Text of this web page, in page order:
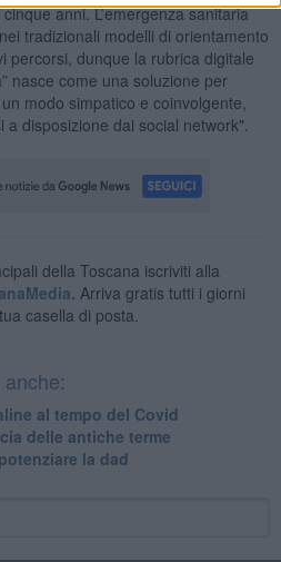
anni. L’emergenza sanitaria
tradizionali modelli di orientamento
percorsi, dunque la rubrica digitale
nasce come una soluzione per
modo simpatico e coinvolgente,
disposizione dai social network".
della Toscana iscriviti alla
Arriva gratis tutti i giorni
casella di posta.
al tempo del Covid
delle antiche terme
la dad